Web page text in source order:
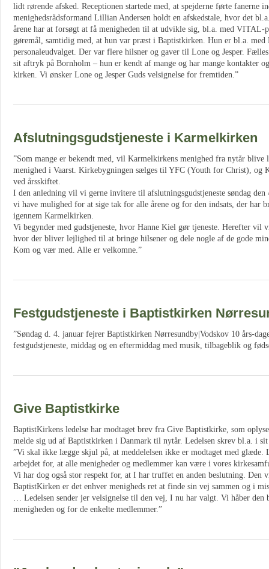
lidt rørende afsked. Receptionen startede med, at spejderne førte fanerne
menighedsrådsformand Lillian Andersen holdt en afskedstale, hvor det
årene har at forsøgt at få menigheden til at udvikle sig, bl.a. med VITAL-
gøremål, samtidig med, at hun var præst i Baptistkirken. Hun er bl.a.
personaleudvalget. Der var flere hilsner og gaver til Lone og Jesper.
sit aftryk på Bornholm – hun er kendt af mange og har mange kontakter
kirken. Vi ønsker Lone og Jesper Guds velsignelse for fremtiden.”
Afslutningsgudstjeneste i Karmelkirken
”Som mange er bekendt med, vil Karmelkirkens menighed fra nytår blive
menighed i Vaarst. Kirkebygningen sælges til YFC (Youth for Christ), og
ved årsskiftet.
I den anledning vil vi gerne invitere til afslutningsgudstjeneste søndag
vi have mulighed for at sige tak for alle årene og for den indsats, der har
igennem Karmelkirken.
Vi begynder med gudstjeneste, hvor Hanne Kiel gør tjeneste. Herefter vil
hvor der bliver lejlighed til at bringe hilsener og dele nogle af de gode
Kom og vær med. Alle er velkomne.”
Festgudstjeneste i Baptistkirken
”Søndag d. 4. januar fejrer Baptistkirken Nørresundby|Vodskov 10 års-
festgudstjeneste, middag og en eftermiddag med musik, tilbageblik og
Give Baptistkirke
BaptistKirkens ledelse har modtaget brev fra Give Baptistkirke, som
melde sig ud af Baptistkirken i Danmark til nytår. Ledelsen skrev bl.a. i
”Vi skal ikke lægge skjul på, at meddelelsen ikke er modtaget med glæde.
arbejdet for, at alle menigheder og medlemmer kan være i vores
Vi har dog også stor respekt for, at I har truffet en anden beslutning. Den
BaptistKirken er det enhver menigheds ret at finde sin vej sammen og i
… Ledelsen sender jer velsignelse til den vej, I nu har valgt. Vi håber
menigheden og for de enkelte medlemmer.”